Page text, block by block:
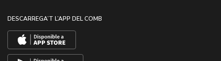
DESCARREGA’T L’APP DEL COMB